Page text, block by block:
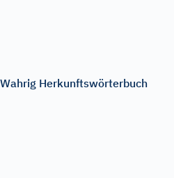
Herkunftswörterbuch